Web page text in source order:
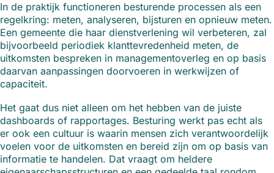
In de praktijk functioneren besturende processen als een
regelkring: meten, analyseren, bijsturen en opnieuw meten.
Een gemeente die haar dienstverlening wil verbeteren, zal
bijvoorbeeld periodiek klanttevredenheid meten, de
uitkomsten bespreken in managementoverleg en op basis
daarvan aanpassingen doorvoeren in werkwijzen of
capaciteit.
Het gaat dus niet alleen om het hebben van de juiste
dashboards of rapportages. Besturing werkt pas echt als
er ook een cultuur is waarin mensen zich verantwoordelijk
voelen voor de uitkomsten en bereid zijn om op basis van
informatie te handelen. Dat vraagt om heldere